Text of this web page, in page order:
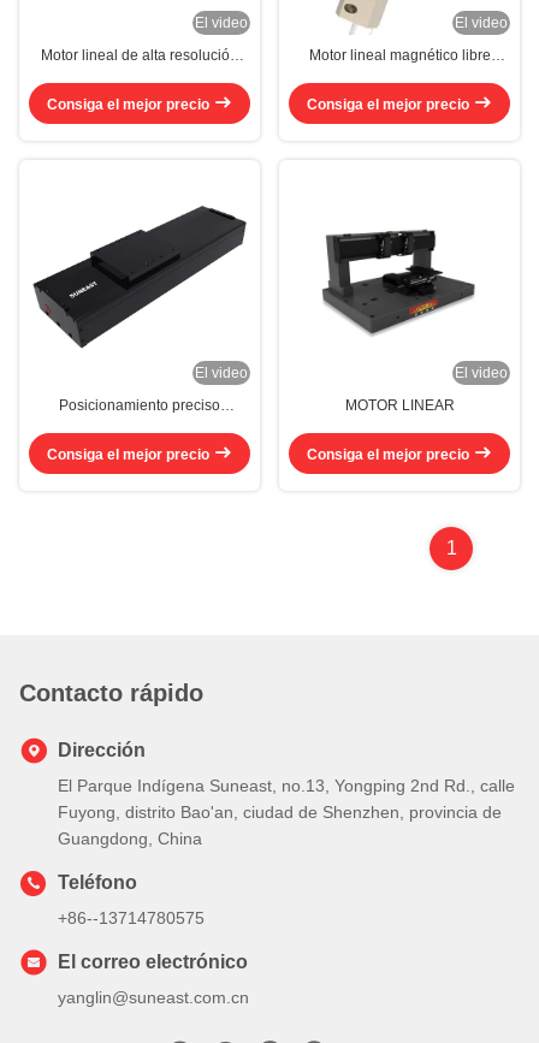
El video
Motor lineal de alta resolución
11.2Nm-75.6Nm Motor lineal
Consiga el mejor precio
El video
Motor lineal magnético libre
resorte magnético
Consiga el mejor precio
El video
Posicionamiento preciso
motor lineal Mantenimiento fácil
Consiga el mejor precio
El video
MOTOR LINEAR
Consiga el mejor precio
1
Contacto rápido
Dirección
El Parque Indígena Suneast, no.13, Yongping 2nd Rd., calle
Fuyong, distrito Bao'an, ciudad de Shenzhen, provincia de
Guangdong, China
Teléfono
+86--13714780575
El correo electrónico
yanglin@suneast.com.cn